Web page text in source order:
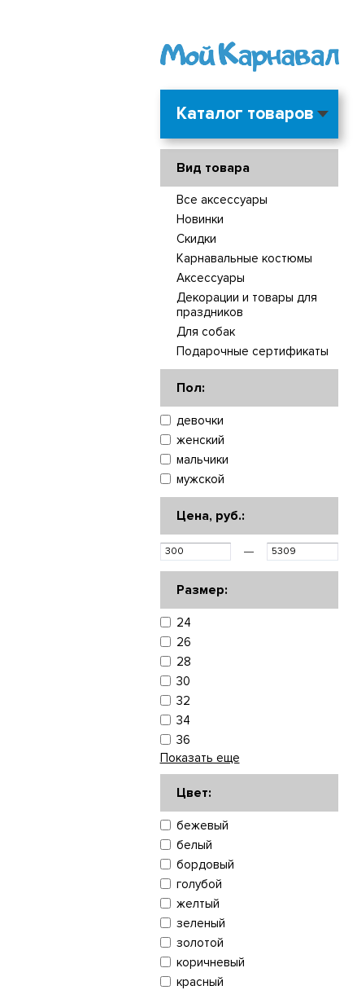
Каталог товаров
Вид товара
Все аксессуары
Новинки
Скидки
Карнавальные костюмы
Аксессуары
Декорации и товары для
праздников
Для собак
Подарочные сертификаты
Пол:
девочки
женский
мальчики
мужской
Цена, руб.:
—
Размер:
24
26
28
30
32
34
36
Показать еще
Цвет:
бежевый
белый
бордовый
голубой
желтый
зеленый
золотой
коричневый
красный